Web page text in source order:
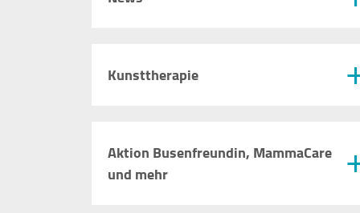
Kunsttherapie
Aktion Busenfreundin, MammaCare
und mehr
Statistik Cookies erfassen Informationen
Google Tag Manager / Google Analytics